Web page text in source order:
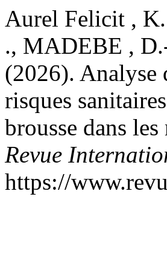
Aurel Felicit ,
., MADEBE ,
(2026). Analyse
risques
brousse dans
Revue
https://